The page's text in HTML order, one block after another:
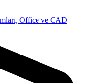
Office ve CAD